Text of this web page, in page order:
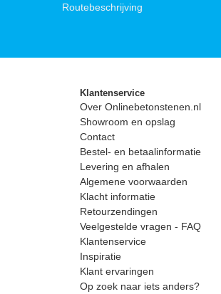
Routebeschrijving
Klantenservice
Over Onlinebetonstenen.nl
Showroom en opslag
Contact
Bestel- en betaalinformatie
Levering en afhalen
Algemene voorwaarden
Klacht informatie
Retourzendingen
Veelgestelde vragen - FAQ
Klantenservice
Inspiratie
Klant ervaringen
Op zoek naar iets anders?